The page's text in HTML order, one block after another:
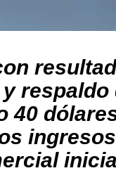
respaldo
40